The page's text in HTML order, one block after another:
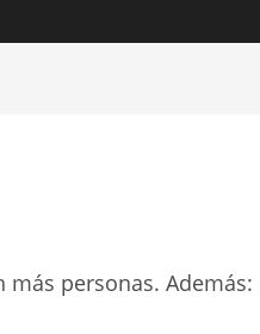
personas. Además: